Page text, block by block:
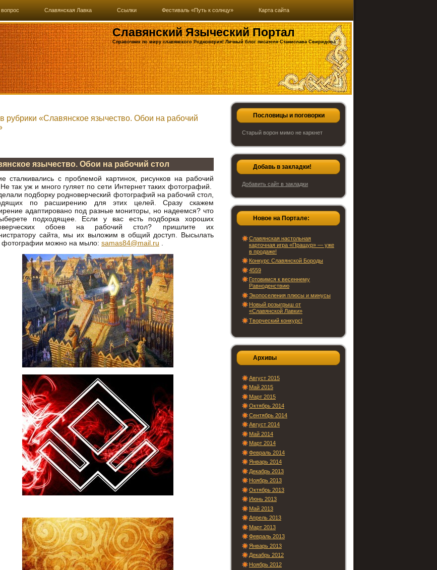
Славянская Лавка Ссылки Фестиваль «Путь к солнцу» Карта сайта
Славянский Языческий Портал
Справочник по миру славянского Родноверия! Личный блог писателя Станислава Свиридова
рубрики «Славянское язычество. Обои на рабочий
язычество. Обои на рабочий стол
сталкивались с проблемой картинок, рисунков на рабочий
так уж и много гуляет по сети Интернет таких фотографий.
подборку родноверческий фотографий на рабочий стол,
по расширению для этих целей. Сразу скажем
адаптировано под разные мониторы, но надеемся? что
подходящее. Если у вас есть подборка хороших
обоев на рабочий стол? пришлите их
сайта, мы их выложим в общий доступ. Высылать
фотографии можно на мыло: samas84@mail.ru
Пословицы и поговорки
Старый ворон мимо не каркнет
Добавь в закладки!
Добавить сайт в закладки
Новое на Портале:
Славянская настольная
карточная игра «Пращур» — уже
в продаже!
Конкурс Славянской Бороды
4559
Готовимся к весеннему
Равноденствию
Экопоселения плюсы и минусы
Новый розыгрыш от
«Славянской Лавки»
Творческий конкурс!
Архивы
Август 2015
Май 2015
Март 2015
Октябрь 2014
Сентябрь 2014
Август 2014
Май 2014
Март 2014
Февраль 2014
Январь 2014
Декабрь 2013
Ноябрь 2013
Октябрь 2013
Июнь 2013
Май 2013
Апрель 2013
Март 2013
Февраль 2013
Январь 2013
Декабрь 2012
Ноябрь 2012